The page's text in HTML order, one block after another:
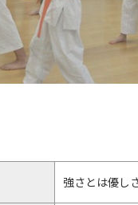
強さとは優し